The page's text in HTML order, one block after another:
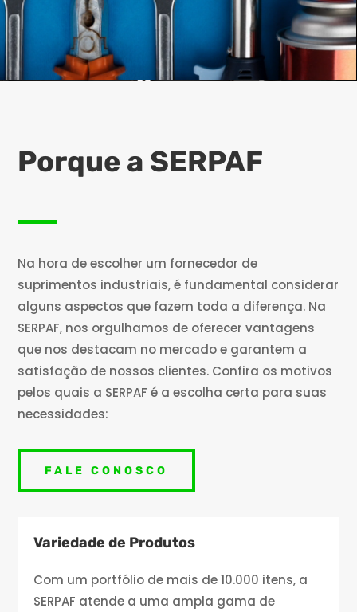
Porque a SERPAF
Na hora de escolher um fornecedor de
suprimentos industriais, é fundamental considerar
alguns aspectos que fazem toda a diferença. Na
SERPAF, nos orgulhamos de oferecer vantagens
que nos destacam no mercado e garantem a
satisfação de nossos clientes. Confira os motivos
pelos quais a SERPAF é a escolha certa para suas
necessidades:
FALE CONOSCO
Variedade de Produtos
Com um portfólio de mais de 10.000 itens, a
SERPAF atende a uma ampla gama de